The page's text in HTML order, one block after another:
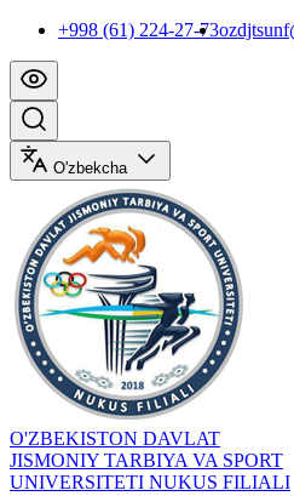
+998 (61) 224-27-73
O'zbekcha
O'ZBEKISTON DAVLAT
JISMONIY TARBIYA VA SPORT
UNIVERSITETI NUKUS FILIALI